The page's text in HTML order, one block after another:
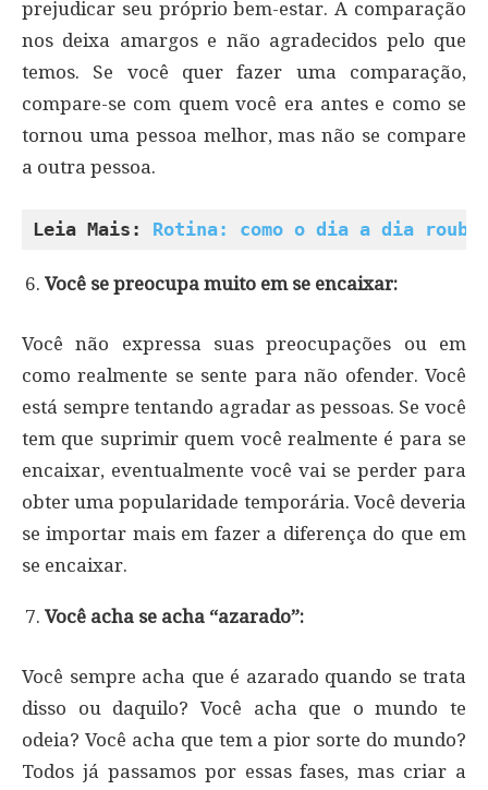
prejudicar seu próprio bem-estar. A comparação
nos deixa amargos e não agradecidos pelo que
temos. Se você quer fazer uma comparação,
compare-se com quem você era antes e como se
tornou uma pessoa melhor, mas não se compare
a outra pessoa.
Leia Mais: Rotina: como o dia a dia rouba
Você se preocupa muito em se encaixar:
Você não expressa suas preocupações ou em
como realmente se sente para não ofender. Você
está sempre tentando agradar as pessoas. Se você
tem que suprimir quem você realmente é para se
encaixar, eventualmente você vai se perder para
obter uma popularidade temporária. Você deveria
se importar mais em fazer a diferença do que em
se encaixar.
Você acha se acha “azarado”:
Você sempre acha que é azarado quando se trata
disso ou daquilo? Você acha que o mundo te
odeia? Você acha que tem a pior sorte do mundo?
Todos já passamos por essas fases, mas criar a